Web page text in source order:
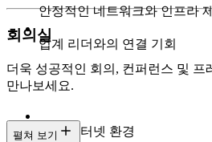
안정적인 네트워크와 인프라
업계 리더와의 연결 기회
회의실
더욱 성공적인 회의, 컨퍼런스 및 프
만나보세요.
고속 인터넷 환경
펼쳐 보기